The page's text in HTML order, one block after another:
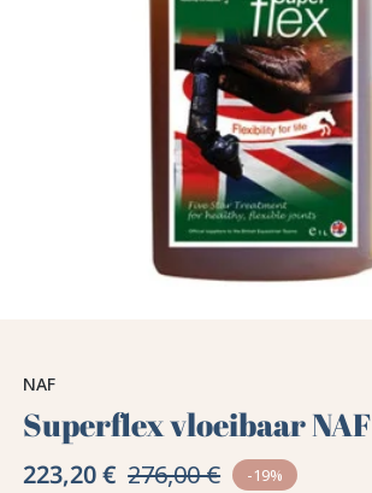
NAF
Superflex vloeibaar NAF
223,20 € 276,00 € -19%